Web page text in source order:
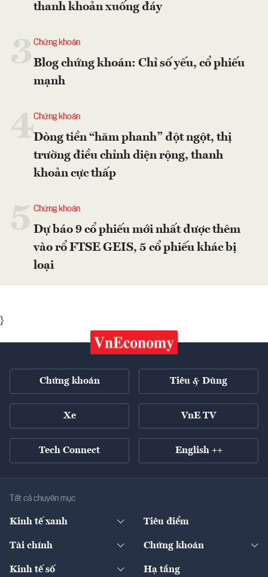
thanh khoản xuống đáy
Chứng khoán
Blog chứng khoán: Chỉ số yếu, cổ phiếu
mạnh
4Chứng khoán
Dòng tiền “hãm phanh” đột ngột, thị
trường điều chỉnh diện rộng, thanh
khoản cực thấp
Chứng khoán
Dự báo 9 cổ phiếu mới nhất được thêm
vào rổ FTSE GEIS, 5 cổ phiếu khác bị
loại
}
Chứng khoán Tiêu & Dùng
Xe VnE TV
Tech Connect English ++
Tất cả chuyên mục
Kinh tế xanh Tiêu điểm
Tài chính
Ngân hàng
Chứng khoán
Doanh nghiệp niêm yết
Kinh tế số Hạ tầng